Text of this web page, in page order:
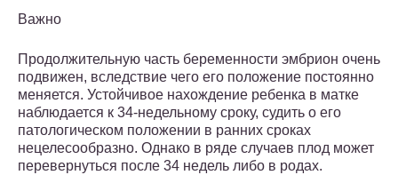
Важно
Продолжительную часть беременности эмбрион очень
подвижен, вследствие чего его положение постоянно
меняется. Устойчивое нахождение ребенка в матке
наблюдается к 34-недельному сроку, судить о его
патологическом положении в ранних сроках
нецелесообразно. Однако в ряде случаев плод может
перевернуться после 34 недель либо в родах.